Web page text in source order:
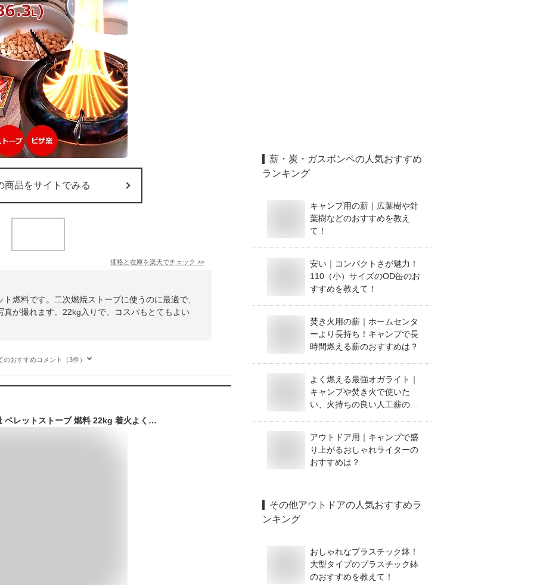
商品をサイトでみる
価格と在庫を楽天でチェック >>
燃料です。二次燃焼ストーブに使うのに最適で、
真が撮れます。22kg入りで、コスパもとてもよい
のおすすめコメント（3件）
【10%増量中】大容量 ペレットストーブ 燃料 22kg 着火よく カロリー高い 灰が少なく 燃焼効率よし ストーブにやさしい フレイムストーブ ソロストーブ ネイチャーストーブ など キャンプ用 燃料 にも最適
薪・炭・ガスボンベの人気おすすめ
ランキング
キャンプ用の薪｜広葉樹や針
葉樹などのおすすめを教え
て！
安い｜コンパクトさが魅力！
110（小）サイズのOD缶のお
すすめを教えて！
焚き火用の薪｜ホームセンタ
ーより長持ち！キャンプで長
時間燃える薪のおすすめは？
よく燃える最強オガライト｜
キャンプや焚き火で使いた
い、火持ちの良い人工薪のお
アウトドア用｜キャンプで盛
り上がるおしゃれライターの
おすすめは？
その他アウトドアの人気おすすめラ
ンキング
おしゃれなプラスチック鉢！
大型タイプのプラスチック鉢
のおすすめを教えて！